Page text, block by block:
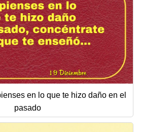
en lo que te hizo daño en el
pasado